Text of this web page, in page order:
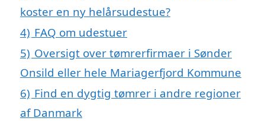
koster en ny helårsudestue?
4) FAQ om udestuer
5) Oversigt over tømrerfirmaer i Sønder
Onsild eller hele Mariagerfjord Kommune
6) Find en dygtig tømrer i andre regioner
af Danmark